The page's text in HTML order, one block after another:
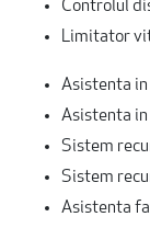
Controlul
Limitator
Asistenta
Asistenta
Sistem
Sistem
Asistenta